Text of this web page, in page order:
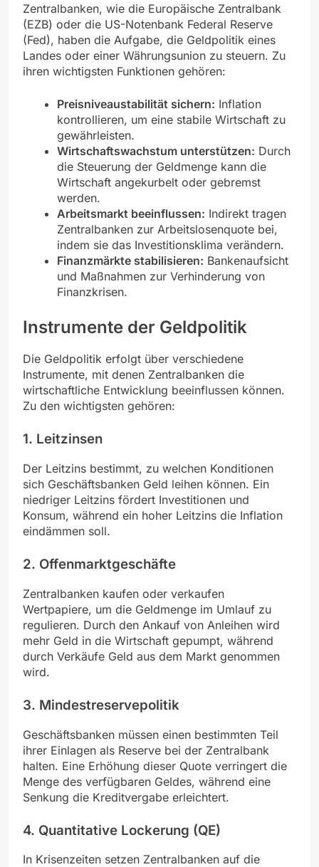
Zentralbanken, wie die Europäische Zentralbank
(EZB) oder die US-Notenbank Federal Reserve
(Fed), haben die Aufgabe, die Geldpolitik eines
Landes oder einer Währungsunion zu steuern. Zu
ihren wichtigsten Funktionen gehören:
Preisniveaustabilität sichern: Inflation
kontrollieren, um eine stabile Wirtschaft zu
gewährleisten.
Wirtschaftswachstum unterstützen: Durch
die Steuerung der Geldmenge kann die
Wirtschaft angekurbelt oder gebremst
werden.
Arbeitsmarkt beeinflussen: Indirekt tragen
Zentralbanken zur Arbeitslosenquote bei,
indem sie das Investitionsklima verändern.
Finanzmärkte stabilisieren: Bankenaufsicht
und Maßnahmen zur Verhinderung von
Finanzkrisen.
Instrumente der Geldpolitik
Die Geldpolitik erfolgt über verschiedene
Instrumente, mit denen Zentralbanken die
wirtschaftliche Entwicklung beeinflussen können.
Zu den wichtigsten gehören:
1. Leitzinsen
Der Leitzins bestimmt, zu welchen Konditionen
sich Geschäftsbanken Geld leihen können. Ein
niedriger Leitzins fördert Investitionen und
Konsum, während ein hoher Leitzins die Inflation
eindämmen soll.
2. Offenmarktgeschäfte
Zentralbanken kaufen oder verkaufen
Wertpapiere, um die Geldmenge im Umlauf zu
regulieren. Durch den Ankauf von Anleihen wird
mehr Geld in die Wirtschaft gepumpt, während
durch Verkäufe Geld aus dem Markt genommen
wird.
3. Mindestreservepolitik
Geschäftsbanken müssen einen bestimmten Teil
ihrer Einlagen als Reserve bei der Zentralbank
halten. Eine Erhöhung dieser Quote verringert die
Menge des verfügbaren Geldes, während eine
Senkung die Kreditvergabe erleichtert.
4. Quantitative Lockerung (QE)
In Krisenzeiten setzen Zentralbanken auf die